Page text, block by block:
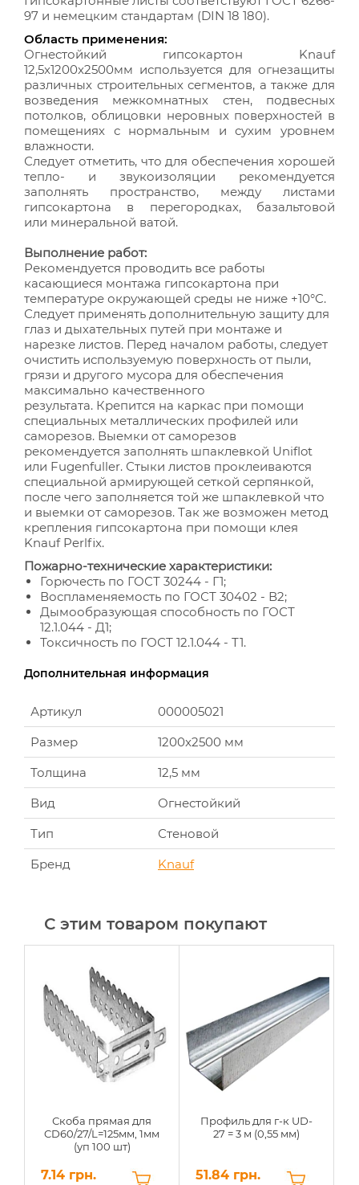
97 и немецким стандартам (DIN 18 180).
Область применения:
Огнестойкий гипсокартон Knauf
12,5x1200x2500мм используется для огнезащиты
различных строительных сегментов, а также для
возведения межкомнатных стен, подвесных
потолков, облицовки неровных поверхностей в
помещениях с нормальным и сухим уровнем
влажности.
Следует отметить, что для обеспечения хорошей
тепло- и звукоизоляции рекомендуется
заполнять пространство, между листами
гипсокартона в перегородках, базальтовой
или минеральной ватой.
Выполнение работ:
Рекомендуется проводить все работы
касающиеся монтажа гипсокартона при
температуре окружающей среды не ниже +10°C.
Следует применять дополнительную защиту для
глаз и дыхательных путей при монтаже и
нарезке листов. Перед началом работы, следует
очистить используемую поверхность от пыли,
грязи и другого мусора для обеспечения
максимально качественного
результата. Крепится на каркас при помощи
специальных металлических профилей или
саморезов. Выемки от саморезов
рекомендуется заполнять шпаклевкой Uniflot
или Fugenfuller. Стыки листов проклеиваются
специальной армирующей сеткой серпянкой,
после чего заполняется той же шпаклевкой что
и выемки от саморезов. Так же возможен метод
крепления гипсокартона при помощи клея
Knauf Perlfix.
Пожарно-технические характеристики:
Горючесть по ГОСТ 30244 - Г1;
Воспламеняемость по ГОСТ 30402 - В2;
Дымообразующая способность по ГОСТ
12.1.044 - Д1;
Токсичность по ГОСТ 12.1.044 - Т1.
Дополнительная информация
Артикул
000005021
Размер
1200x2500 мм
Толщина
12,5 мм
Вид
Огнестойкий
Тип
Стеновой
Бренд
Knauf
С этим товаром покупают
Скоба прямая для
CD60/27/L=125мм, 1мм
(уп 100 шт)
7.14 грн.
Профиль для г-к UD-
27 = 3 м (0,55 мм)
51.84 грн.